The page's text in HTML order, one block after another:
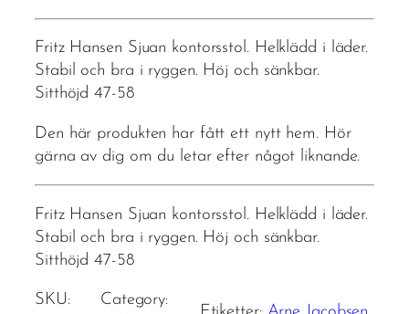
Fritz Hansen Sjuan kontorsstol. Helklädd i läder.
Stabil och bra i ryggen. Höj och sänkbar.
Sitthöjd 47-58
Den här produkten har fått ett nytt hem. Hör
gärna av dig om du letar efter något liknande.
Fritz Hansen Sjuan kontorsstol. Helklädd i läder.
Stabil och bra i ryggen. Höj och sänkbar.
Sitthöjd 47-58
SKU:
Category: